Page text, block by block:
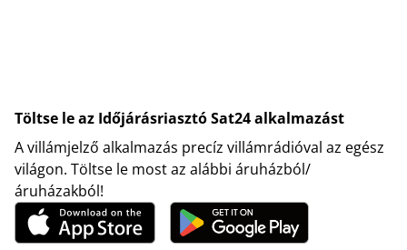
Töltse le az Időjárásriasztó Sat24 alkalmazást
A villámjelző alkalmazás precíz villámrádióval az egész
világon. Töltse le most az alábbi áruházból/
áruházakból!